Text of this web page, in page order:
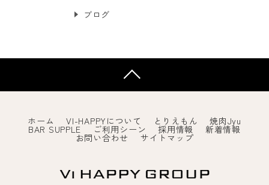
ブログ
ホーム VI-HAPPYについて とりえもん 焼肉Jyu
BAR SUPPLE ご利用シーン 採用情報 新着情報
お問い合わせ サイトマップ